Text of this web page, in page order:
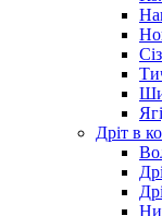
Дріт в